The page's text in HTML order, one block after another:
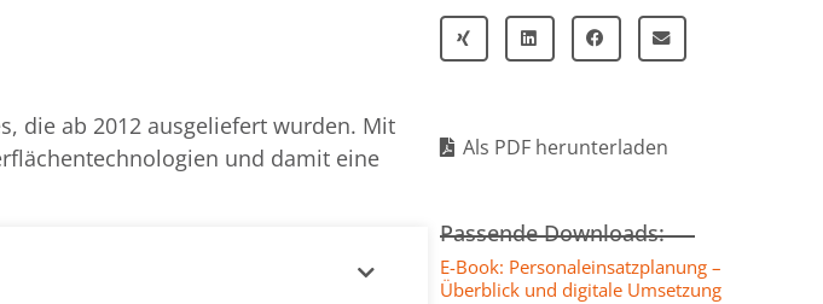
die ab 2012 ausgeliefert wurden. Mit
und damit eine
Als PDF herunterladen
Passende Downloads:
E-Book: Personaleinsatzplanung –
Überblick und digitale Umsetzung